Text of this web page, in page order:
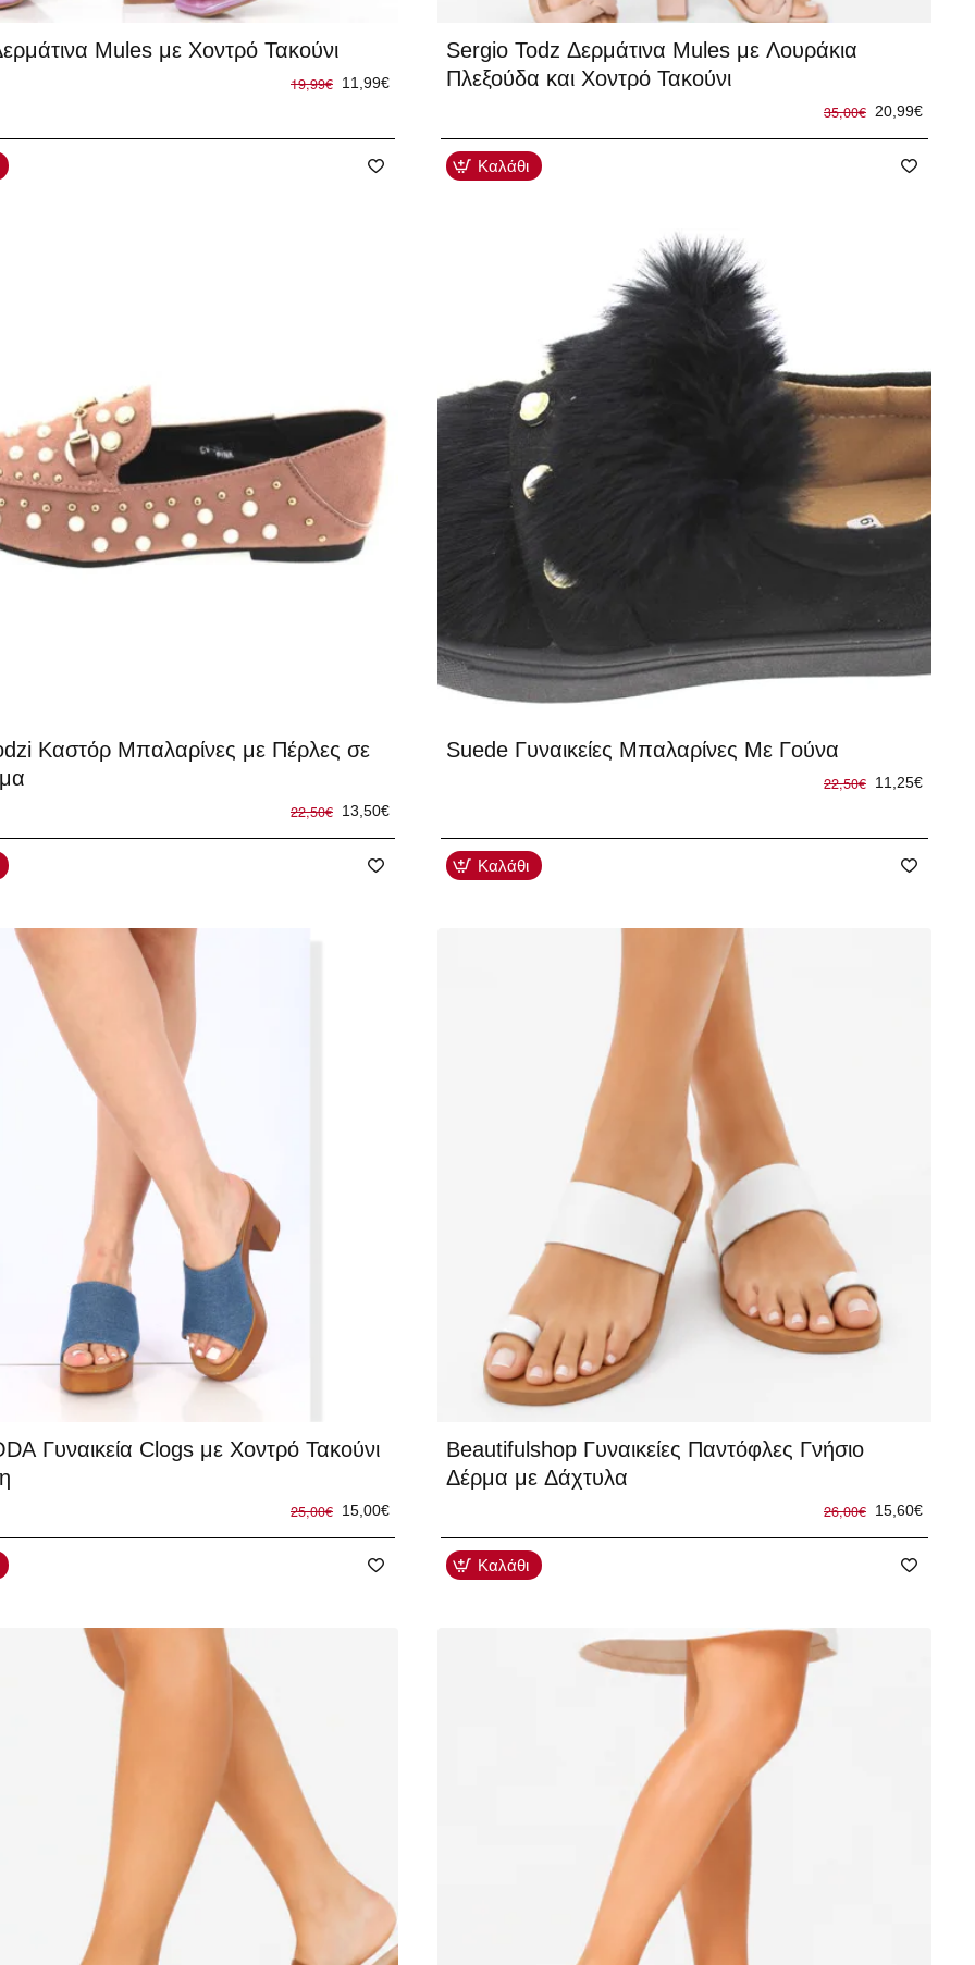
Mules με Χοντρό Τακούνι
11,99€
19,99€
-40%
Sergio Todz Δερμάτινα Mules με Λουράκια
Πλεξούδα και Χοντρό Τακούνι
20,99€
35,00€
Καλάθι
Καστόρ Μπαλαρίνες με Πέρλες σε
13,50€
22,50€
-50%
Suede Γυναικείες Μπαλαρίνες Με Γούνα
11,25€
22,50€
Καλάθι
Γυναικεία Clogs με Χοντρό Τακούνι
15,00€
25,00€
-40%
Beautifulshop Γυναικείες Παντόφλες Γνήσιο
Δέρμα με Δάχτυλα
15,60€
26,00€
Καλάθι